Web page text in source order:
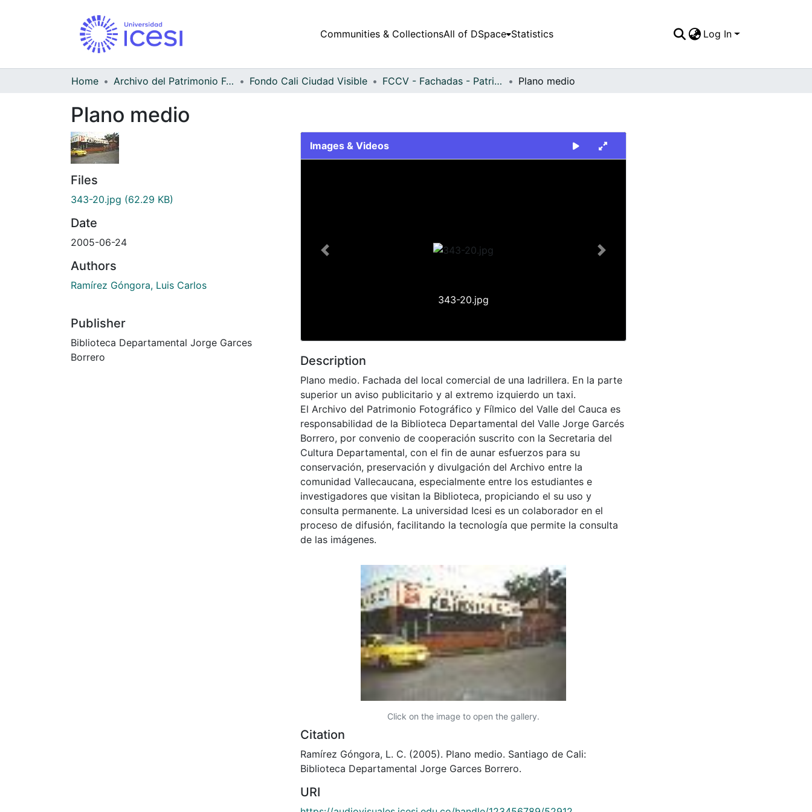
Communities & CollectionsAll of DSpace Statistics Log In
Home Archivo del Patrimonio Fotográfico y Fílmico del Valle del Cauca Fondo Cali Ciudad Visible FCCV - Fachadas - Patrimonial Plano medio
Plano medio
Files
343-20.jpg (62.29 KB)
Date
2005-06-24
Authors
Ramírez Góngora, Luis Carlos
Publisher
Biblioteca Departamental Jorge Garces
Borrero
Images & Videos
343-20.jpg
Previous Next
Description
Plano medio. Fachada del local comercial de una ladrillera. En la parte
superior un aviso publicitario y al extremo izquierdo un taxi.
El Archivo del Patrimonio Fotográfico y Fílmico del Valle del Cauca es
responsabilidad de la Biblioteca Departamental del Valle Jorge Garcés
Borrero, por convenio de cooperación suscrito con la Secretaria del
Cultura Departamental, con el fin de aunar esfuerzos para su
conservación, preservación y divulgación del Archivo entre la
comunidad Vallecaucana, especialmente entre los estudiantes e
investigadores que visitan la Biblioteca, propiciando el su uso y
consulta permanente. La universidad Icesi es un colaborador en el
proceso de difusión, facilitando la tecnología que permite la consulta
de las imágenes.
Click on the image to open the gallery.
Citation
Ramírez Góngora, L. C. (2005). Plano medio. Santiago de Cali:
Biblioteca Departamental Jorge Garces Borrero.
URI